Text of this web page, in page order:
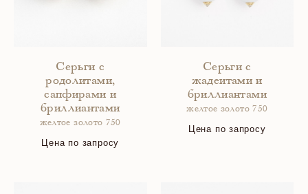
Серьги с
родолитами,
сапфирами и
бриллиантами
желтое золото 750
Цена по запросу
Серьги с
жадеитами и
бриллиантами
желтое золото 750
Цена по запросу